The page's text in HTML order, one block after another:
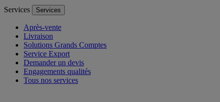
Services Services
Après-vente
Livraison
Solutions Grands Comptes
Service Export
Demander un devis
Engagements qualités
Tous nos services